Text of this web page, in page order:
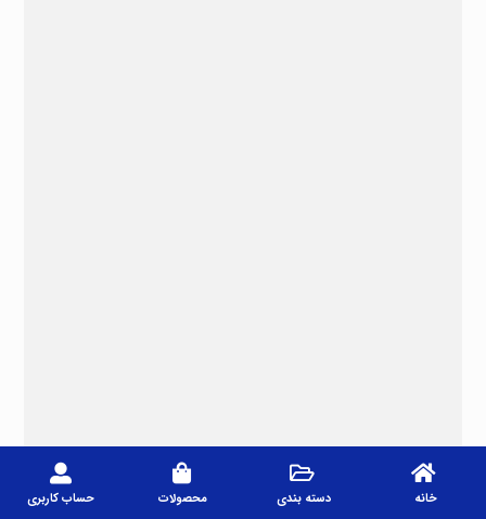
خانه دسته بندی محصولات حساب کاربری